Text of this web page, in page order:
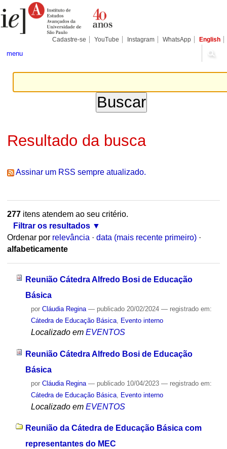
para
conteúdo.
Pessoais
Cadastre-se YouTube Instagram WhatsApp English
menu
Resultado da busca
Assinar um RSS sempre atualizado.
277itens atendem ao seu critério.
Filtrar os resultados
Ordenar por relevância · data (mais recente primeiro) ·
alfabeticamente
Reunião Cátedra Alfredo Bosi de Educação
Básica
por Cláudia Regina — publicado20/02/2024 — registrado em:
Cátedra de Educação Básica, Evento interno
Localizado em EVENTOS
Reunião Cátedra Alfredo Bosi de Educação
Básica
por Cláudia Regina — publicado10/04/2023 — registrado em:
Cátedra de Educação Básica, Evento interno
Localizado em EVENTOS
Reunião da Cátedra de Educação Básica com
representantes do MEC